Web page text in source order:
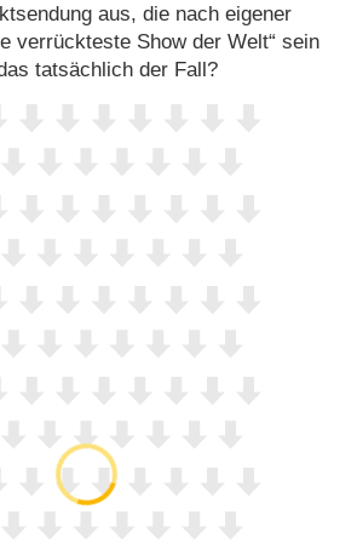
aus, die nach eigener
verrückteste Show der Welt“ sein
tatsächlich der Fall?